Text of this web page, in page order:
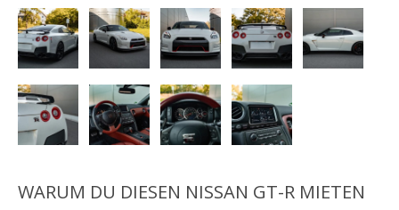
WARUM DU DIESEN NISSAN GT-R MIETEN